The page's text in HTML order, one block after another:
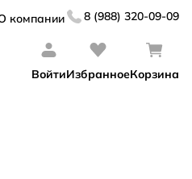
компании 8 (988) 320-09-09
ВойтиИзбранноеКорзина